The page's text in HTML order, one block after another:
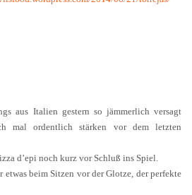
aus Italien gestern so jämmerlich versagt
mal ordentlich stärken vor dem letzten
d’epi noch kurz vor Schluß ins Spiel.
etwas beim Sitzen vor der Glotze, der perfekte